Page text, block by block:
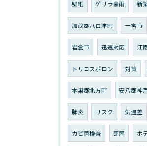
壁紙 ゲリラ豪雨 新
加茂郡八百津町 一宮市
岩倉市 迅速対応 江
トリコスポロン 対策
本巣郡北方町 安八郡神
肺炎 リスク 気温差
カビ菌検査 部屋 ホ